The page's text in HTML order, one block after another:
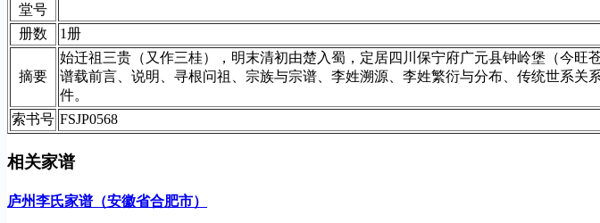
堂号
册数
1册
摘要
始迁祖三贵（又作三桂），明末清初由楚入蜀，定居四川保宁府广元县钟岭堡（今旺
谱载前言、说明、寻根问祖、宗族与宗谱、李姓溯源、李姓繁衍与分布、传统世系
件。
索书号 FSJP0568
相关家谱
庐州李氏家谱（安徽省合肥市）